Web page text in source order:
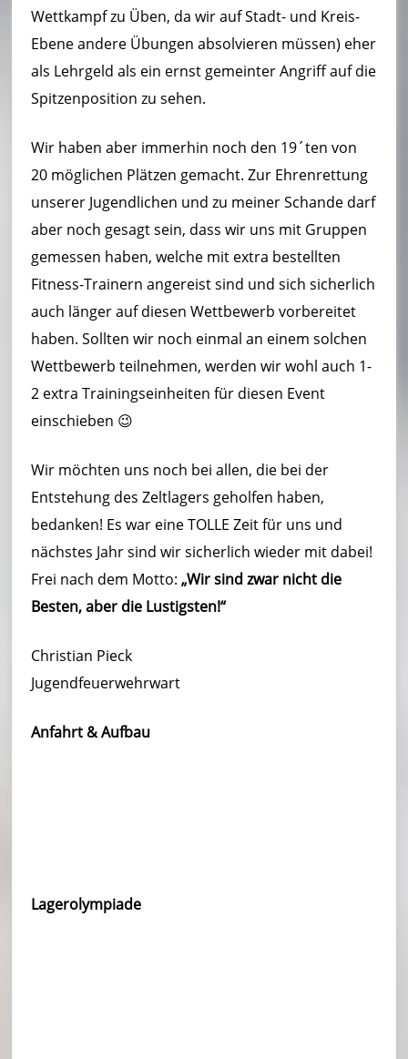
Wettkampf zu Üben, da wir auf Stadt- und Kreis-
Ebene andere Übungen absolvieren müssen) eher
als Lehrgeld als ein ernst gemeinter Angriff auf die
Spitzenposition zu sehen.
Wir haben aber immerhin noch den 19´ten von
20 möglichen Plätzen gemacht. Zur Ehrenrettung
unserer Jugendlichen und zu meiner Schande darf
aber noch gesagt sein, dass wir uns mit Gruppen
gemessen haben, welche mit extra bestellten
Fitness-Trainern angereist sind und sich sicherlich
auch länger auf diesen Wettbewerb vorbereitet
haben. Sollten wir noch einmal an einem solchen
Wettbewerb teilnehmen, werden wir wohl auch 1-
2 extra Trainingseinheiten für diesen Event
einschieben 😉
Wir möchten uns noch bei allen, die bei der
Entstehung des Zeltlagers geholfen haben,
bedanken! Es war eine TOLLE Zeit für uns und
nächstes Jahr sind wir sicherlich wieder mit dabei!
Frei nach dem Motto:„Wir sind zwar nicht die
Besten, aber die Lustigsten!“
Christian Pieck
Jugendfeuerwehrwart
Anfahrt & Aufbau
Lagerolympiade